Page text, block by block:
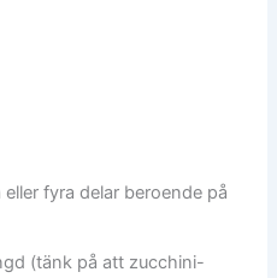
fyra delar beroende på
(tänk på att zucchini-